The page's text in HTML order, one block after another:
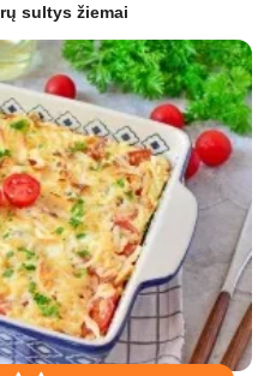
sultys žiemai